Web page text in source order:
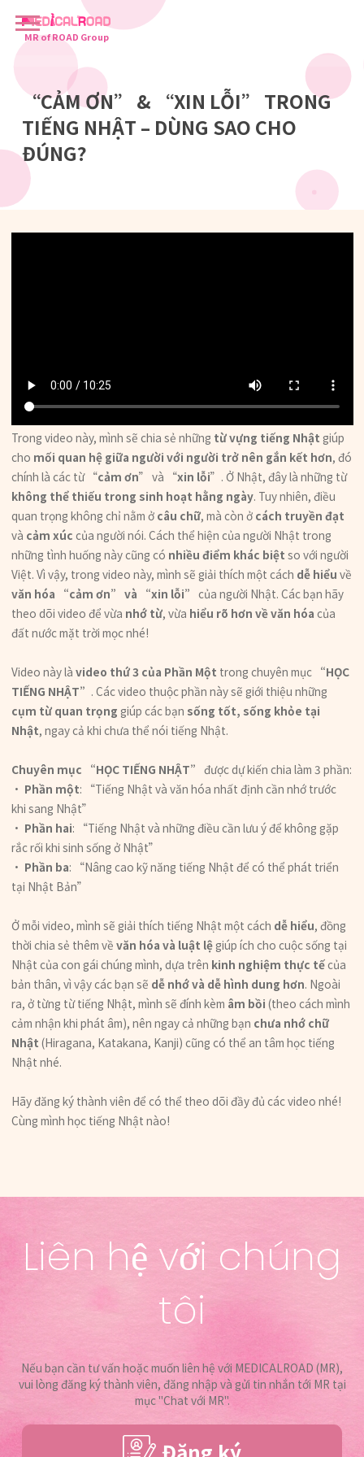
MR of ROAD Group
“CẢM ƠN” & “XIN LỖI” TRONG
TIẾNG NHẬT – DÙNG SAO CHO
ĐÚNG?
Trong video này, mình sẽ chia sẻ những từ vựng tiếng Nhật giúp
cho mối quan hệ giữa người với người trở nên gắn kết hơn, đó
chính là các từ “cảm ơn” và “xin lỗi”. Ở Nhật, đây là những từ
không thể thiếu trong sinh hoạt hằng ngày. Tuy nhiên, điều
quan trọng không chỉ nằm ở câu chữ, mà còn ở cách truyền đạt
và cảm xúc của người nói. Cách thể hiện của người Nhật trong
những tình huống này cũng có nhiều điểm khác biệt so với người
Việt. Vì vậy, trong video này, mình sẽ giải thích một cách dễ hiểu về
văn hóa “cảm ơn” và “xin lỗi” của người Nhật. Các bạn hãy
theo dõi video để vừa nhớ từ, vừa hiểu rõ hơn về văn hóa của
đất nước mặt trời mọc nhé!
Video này là video thứ 3 của Phần Một trong chuyên mục “HỌC
TIẾNG NHẬT” . Các video thuộc phần này sẽ giới thiệu những
cụm từ quan trọng giúp các bạn sống tốt, sống khỏe tại
Nhật, ngay cả khi chưa thể nói tiếng Nhật.
Chuyên mục “HỌC TIẾNG NHẬT” được dự kiến chia làm 3 phần:
・ Phần một: “Tiếng Nhật và văn hóa nhất định cần nhớ trước
khi sang Nhật”
・ Phần hai: “Tiếng Nhật và những điều cần lưu ý để không gặp
rắc rối khi sinh sống ở Nhật”
・ Phần ba: “Nâng cao kỹ năng tiếng Nhật để có thể phát triển
tại Nhật Bản”
Ở mỗi video, mình sẽ giải thích tiếng Nhật một cách dễ hiểu, đồng
thời chia sẻ thêm về văn hóa và luật lệgiúp ích cho cuộc sống tại
Nhật của con gái chúng mình, dựa trên kinh nghiệm thực tếcủa
bản thân, vì vậy các bạn sẽ dễ nhớ và dễ hình dung hơn. Ngoài
ra, ở từng từ tiếng Nhật, mình sẽ đính kèm âm bồi (theo cách mình
cảm nhận khi phát âm), nên ngay cả những bạn chưa nhớ chữ
Nhật (Hiragana, Katakana, Kanji) cũng có thể an tâm học tiếng
Nhật nhé.
Hãy đăng ký thành viên để có thể theo dõi đầy đủ các video nhé!
Cùng mình học tiếng Nhật nào!
Liên hệ với chúng
tôi
Nếu bạn cần tư vấn hoặc muốn liên hệ với MEDICALROAD (MR),
vui lòng đăng ký thành viên, đăng nhập và gửi tin nhắn tới MR tại
mục "Chat với MR".